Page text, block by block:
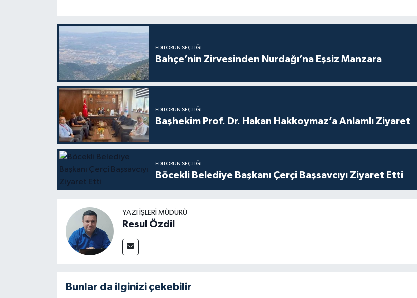
EDITÖRÜN SEÇTIĞI
Bahçe’nin Zirvesinden Nurdağı’na Eşsiz Manzara
EDITÖRÜN SEÇTIĞI
Başhekim Prof. Dr. Hakan Hakkoymaz’a Anlamlı Ziyaret
EDITÖRÜN SEÇTIĞI
Böcekli Belediye Başkanı Çerçi Başsavcıyı Ziyaret Etti
YAZI İŞLERI MÜDÜRÜ
Resul Özdil
Bunlar da ilginizi çekebilir